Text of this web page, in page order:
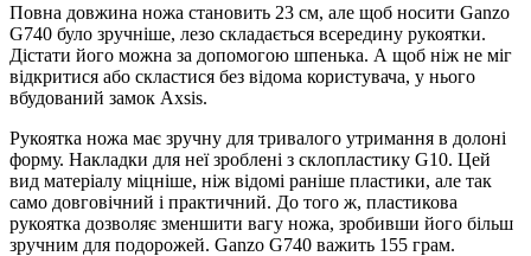
Повна довжина ножа становить 23 см, але щоб носити Ganzo
G740 було зручніше, лезо складається всередину рукоятки.
Дістати його можна за допомогою шпенька. А щоб ніж не міг
відкритися або скластися без відома користувача, у нього
вбудований замок Axsis.
Рукоятка ножа має зручну для тривалого утримання в долоні
форму. Накладки для неї зроблені з склопластику G10. Цей
вид матеріалу міцніше, ніж відомі раніше пластики, але так
само довговічний і практичний. До того ж, пластикова
рукоятка дозволяє зменшити вагу ножа, зробивши його більш
зручним для подорожей. Ganzo G740 важить 155 грам.